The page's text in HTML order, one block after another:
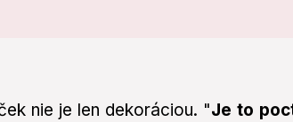
nie je len dekoráciou. "Je to